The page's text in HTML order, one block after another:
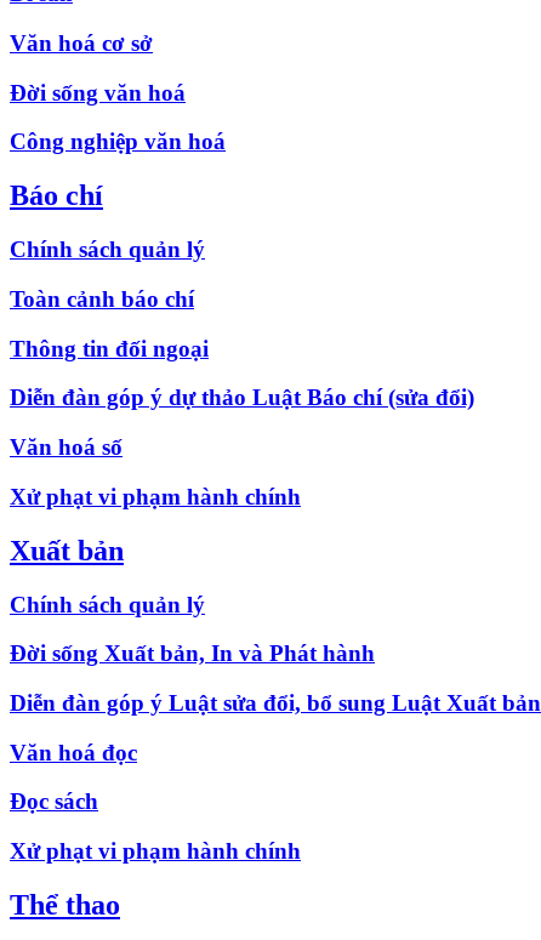
Văn hoá cơ sở
Đời sống văn hoá
Công nghiệp văn hoá
Báo chí
Chính sách quản lý
Toàn cảnh báo chí
Thông tin đối ngoại
Diễn đàn góp ý dự thảo Luật Báo chí (sửa đổi)
Văn hoá số
Xử phạt vi phạm hành chính
Xuất bản
Chính sách quản lý
Đời sống Xuất bản, In và Phát hành
Diễn đàn góp ý Luật sửa đổi, bổ sung Luật Xuất bản
Văn hoá đọc
Đọc sách
Xử phạt vi phạm hành chính
Thể thao